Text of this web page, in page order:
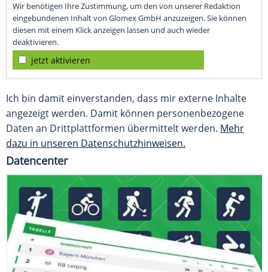
Wir benötigen Ihre Zustimmung, um den von unserer Redaktion
eingebundenen Inhalt von Glomex GmbH anzuzeigen. Sie können
diesen mit einem Klick anzeigen lassen und auch wieder
deaktivieren.
jetzt aktivieren
Ich bin damit einverstanden, dass mir externe Inhalte
angezeigt werden. Damit können personenbezogene
Daten an Drittplattformen übermittelt werden. Mehr
dazu in unseren Datenschutzhinweisen.
Datencenter